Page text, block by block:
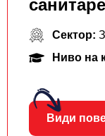
Сектор:
Ниво на
Види